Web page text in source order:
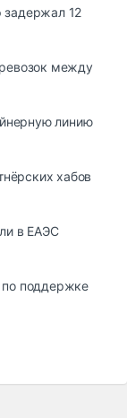
задержал 12
между
линию
хабов
в ЕАЭС
по поддержке